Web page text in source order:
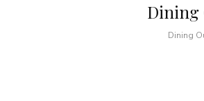
Dining
Dining